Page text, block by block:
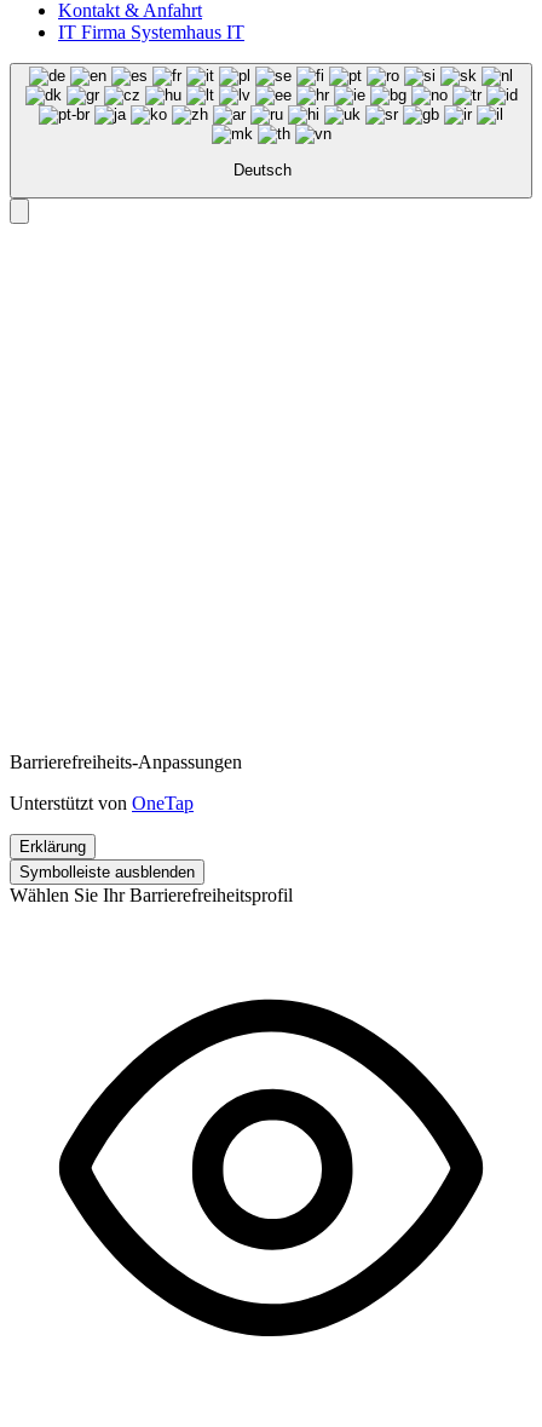
Kontakt & Anfahrt
IT Firma Systemhaus IT
Deutsch
Barrierefreiheits-Anpassungen
Unterstützt von OneTap
Erklärung
Symbolleiste ausblenden
Wählen Sie Ihr Barrierefreiheitsprofil